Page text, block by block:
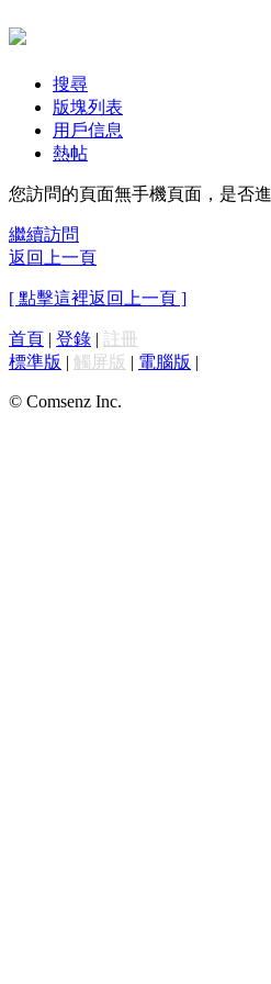
搜尋
版塊列表
用戶信息
熱帖
您訪問的頁面無手機頁面，是否
繼續訪問
返回上一頁
[ 點擊這裡返回上一頁 ]
首頁 | 登錄 | 註冊
標準版 | 觸屏版 | 電腦版 |
© Comsenz Inc.